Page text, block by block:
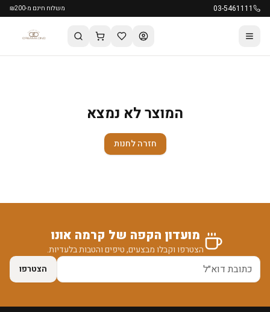
03-5461111 משלוח חינם מ-₪200
המוצר לא נמצא
חזרה לחנות
מועדון הקפה של קרמה אונו
הצטרפו וקבלו מבצעים, טיפים והטבות בלעדיות.
הצטרפו